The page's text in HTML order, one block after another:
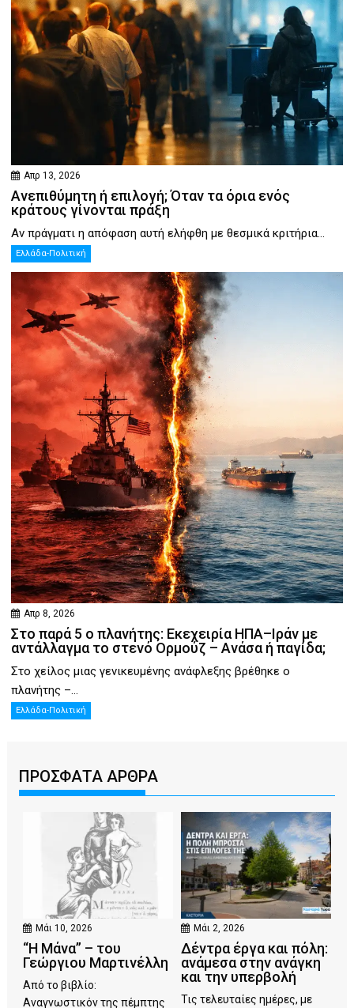
Απρ 13, 2026
Ανεπιθύμητη ή επιλογή; Όταν τα όρια ενός
κράτους γίνονται πράξη
Αν πράγματι η απόφαση αυτή ελήφθη με θεσμικά κριτήρια...
Ελλάδα-Πολιτική
Απρ 8, 2026
Στο παρά 5 ο πλανήτης: Εκεχειρία ΗΠΑ–Ιράν με
αντάλλαγμα το στενό Ορμούζ – Ανάσα ή παγίδα;
Στο χείλος μιας γενικευμένης ανάφλεξης βρέθηκε ο
πλανήτης –...
Ελλάδα-Πολιτική
ΠΡΟΣΦΑΤΑ ΑΡΘΡΑ
Μάι 10, 2026
“Η Μάνα” – του
Γεώργιου Μαρτινέλλη
Από το βιβλίο:
Αναγνωστικόν της πέμπτης
Μάι 2, 2026
Δέντρα έργα και πόλη:
ανάμεσα στην ανάγκη
και την υπερβολή
Τις τελευταίες ημέρες, με